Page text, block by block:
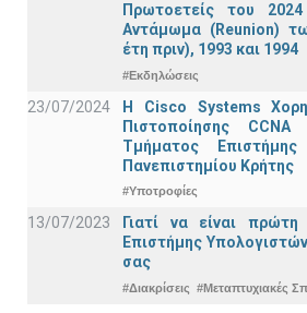
Πρωτοετείς του
Αντάμωμα (Reunion)
έτη πριν), 1993 και 1994
#Εκδηλώσεις
23/07/2024
Η Cisco Systems
Πιστοποίησης
Τμήματος
Πανεπιστημίου Κρήτης
#Υποτροφίες
13/07/2023
Γιατί να είναι
Επιστήμης
σας
#Διακρίσεις #Μεταπτυχιακές